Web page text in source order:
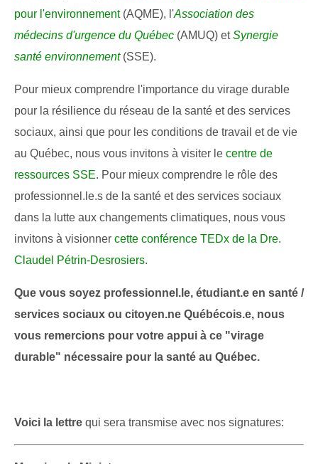
pour l'environnement(AQME), l'Association des
médecins d'urgence du Québec (AMUQ) etSynergie
santé environnement(SSE).
Pour mieux comprendre l'importance du virage durable
pour la résilience du réseau de la santé et des services
sociaux, ainsi que pour les conditions de travail et de vie
au Québec, nous vous invitons à visiter le centre de
ressources SSE. Pour mieux comprendre le rôle des
professionnel.le.s de la santé et des services sociaux
dans la lutte aux changements climatiques, nous vous
invitons à visionner cette conférence TEDx de la Dre.
Claudel Pétrin-Desrosiers.
Que vous soyez professionnel.le, étudiant.e en santé /
services sociaux ou citoyen.ne Québécois.e, nous
vous remercions pour votre appui à ce "virage
durable" nécessaire pour la santé au Québec.
Voici la lettre qui sera transmise avec nos signatures: